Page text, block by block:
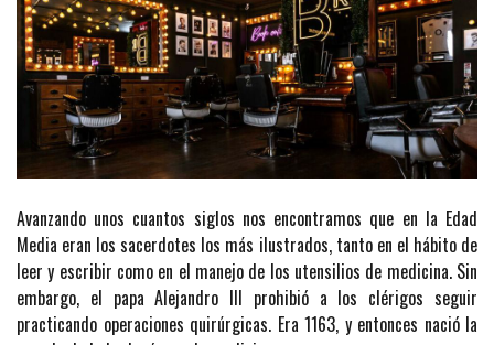
Avanzando unos cuantos siglos nos encontramos que en la Edad
Media eran los sacerdotes los más ilustrados, tanto en el hábito de
leer y escribir como en el manejo de los utensilios de medicina. Sin
embargo, el papa Alejandro III prohibió a los clérigos seguir
practicando operaciones quirúrgicas. Era 1163, y entonces nació la